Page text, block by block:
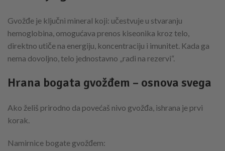
Gvožđe je ključni mineral koji: učestvuje u stvaranju
hemoglobina, omogućava prenos kiseonika kroz telo,
direktno utiče na energiju, koncentraciju i imunitet. Kada ga
nema dovoljno, telo jednostavno „radi na rezervi“.
Hrana bogata gvožđem – osnova svega
Ako želiš prirodno da povećaš nivo gvožđa, ishrana je prvi
korak.
Namirnice bogate gvožđem: